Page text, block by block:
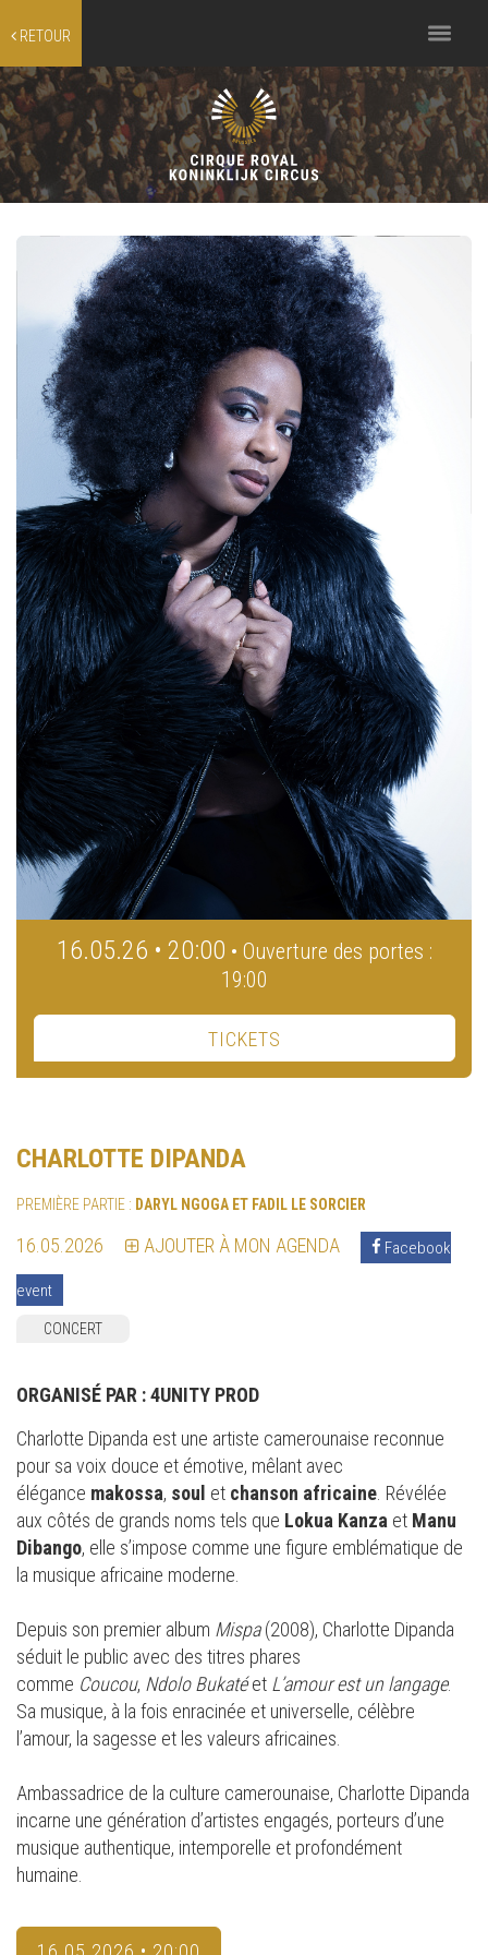
RETOUR
Toggle
navigation
16.05.26 • 20:00 • Ouverture des portes :
19:00
TICKETS
CHARLOTTE DIPANDA
PREMIÈRE PARTIE : DARYL NGOGA ET FADIL LE SORCIER
16.05.2026 AJOUTER À MON AGENDA Facebook
event
CONCERT
ORGANISÉ PAR :4UNITY PROD
Charlotte Dipanda est une artiste camerounaise reconnue
pour sa voix douce et émotive, mêlant avec
élégance makossa, soul et chanson africaine . Révélée
aux côtés de grands noms tels que Lokua Kanza et Manu
Dibango, elle s’impose comme une figure emblématique de
la musique africaine moderne.
Depuis son premier album Mispa(2008), Charlotte Dipanda
séduit le public avec des titres phares
comme Coucou, Ndolo Bukatéet L’amour est un langage.
Sa musique, à la fois enracinée et universelle, célèbre
l’amour, la sagesse et les valeurs africaines.
Ambassadrice de la culture camerounaise, Charlotte Dipanda
incarne une génération d’artistes engagés, porteurs d’une
musique authentique, intemporelle et profondément
humaine.